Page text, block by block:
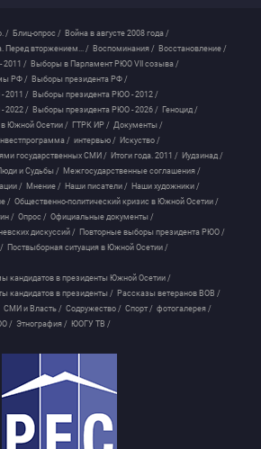
/ Блиц-опрос / Война в августе 2008 года /
Перед вторжением... / Воспоминания / Восстановление /
2011 / Выборы в Парламент РЮО VII созыва /
РФ / Выборы президента РФ /
2011 / Выборы президента РЮО - 2012 /
2022 / Выборы президента РЮО - 2026 / Геноцид /
в Южной Осетии / ГТРК ИР / Документы /
/ интервью / Искуство /
государственных СМИ / Итоги года. 2011 / Иудзинад /
и Судьбы / Межгосударственные соглашения /
/ Мнение / Наши писатели / Наши художники /
/ Общественно-политический кризис в Южной Осетии /
/ Опрос / Официальные документы /
дискуссий / Повторные выборы президента РЮО /
/ Поствыборная ситуация в Южной Осетии /
кандидатов в президенты Южной Осетии /
кандидатов в президенты / Рассказы ветеранов ВОВ /
СМИ и Власть / Содружество / Спорт / фотогалерея /
/ Этнография / ЮОГУ ТВ /